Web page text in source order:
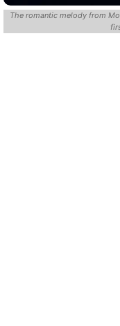
The romantic melody from